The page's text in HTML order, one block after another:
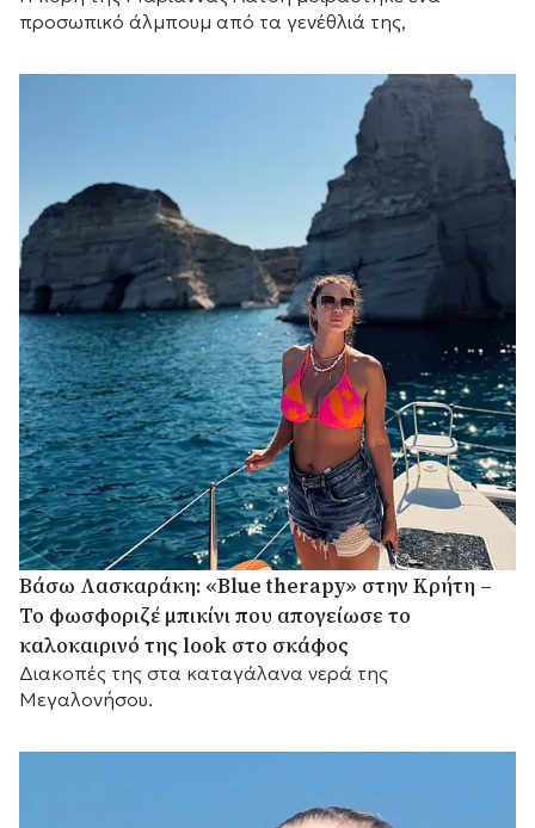
προσωπικό άλμπουμ από τα γενέθλιά της,
Βάσω Λασκαράκη: «Blue therapy» στην Κρήτη –
Το φωσφοριζέ μπικίνι που απογείωσε το
καλοκαιρινό της look στο σκάφος
Διακοπές της στα καταγάλανα νερά της
Μεγαλονήσου.